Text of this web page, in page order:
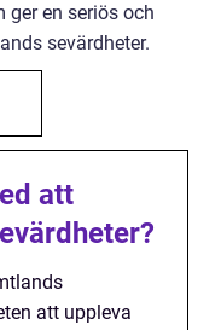
en seriös och
sevärdheter.
att
att uppleva